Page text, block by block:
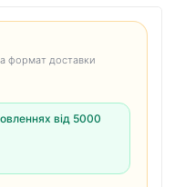
формат доставки
від 5000